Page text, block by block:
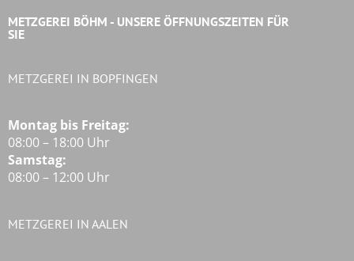
METZGEREI BÖHM - UNSERE ÖFFNUNGSZEITEN FÜR
SIE
METZGEREI IN BOPFINGEN
Montag bis Freitag:
08:00 – 18:00 Uhr
Samstag:
08:00 – 12:00 Uhr
METZGEREI IN AALEN